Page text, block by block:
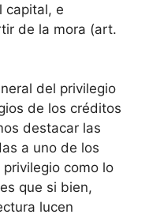
capital, e
de la mora (art.
del privilegio
de los créditos
destacar las
a uno de los
como lo
que si bien,
lucen